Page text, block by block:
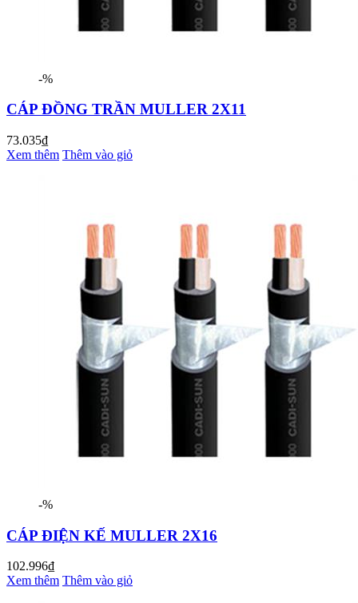
-%
CÁP ĐỒNG TRẦN MULLER 2X11
73.035₫
Xem thêm Thêm vào giỏ
-%
CÁP ĐIỆN KẾ MULLER 2X16
102.996₫
Xem thêm Thêm vào giỏ